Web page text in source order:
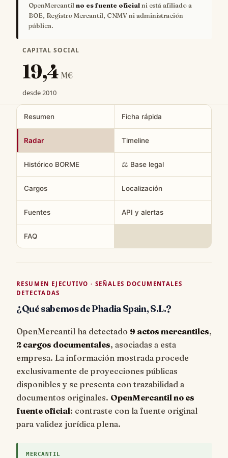
OpenMercantil no es fuente oficial ni está afiliado a
BOE, Registro Mercantil, CNMV ni administración
pública.
CAPITAL SOCIAL
19,4 M€
desde 2010
Resumen Ficha rápida
Radar Timeline
Histórico BORME ⚖️ Base legal
Cargos Localización
Fuentes API y alertas
FAQ
RESUMEN EJECUTIVO · SEÑALES DOCUMENTALES
DETECTADAS
¿Qué sabemos de Phadia Spain, S.L.?
OpenMercantil ha detectado 9 actos mercantiles,
2 cargos documentales, asociadas a esta
empresa. La información mostrada procede
exclusivamente de proyecciones públicas
disponibles y se presenta con trazabilidad a
documentos originales. OpenMercantil no es
fuente oficial: contraste con la fuente original
para validez jurídica plena.
MERCANTIL